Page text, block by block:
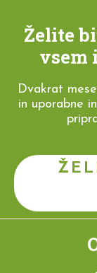
Želite
vsem
Dvakrat
in uporabne